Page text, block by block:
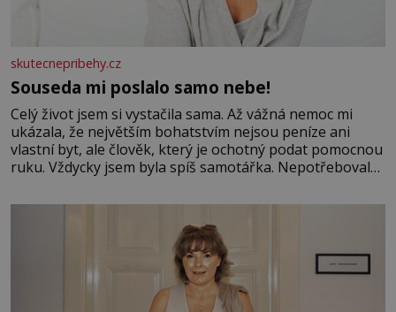
skutecnepribehy.cz
Souseda mi poslalo samo nebe!
Celý život jsem si vystačila sama. Až vážná nemoc mi
ukázala, že největším bohatstvím nejsou peníze ani
vlastní byt, ale člověk, který je ochotný podat pomocnou
ruku. Vždycky jsem byla spíš samotářka. Nepotřebovala
mi knihy, práce a hlavně klid. Hned po studiích jsem